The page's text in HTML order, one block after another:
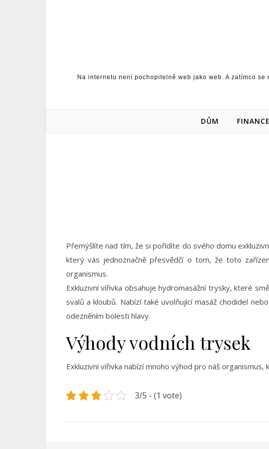
Na internetu není pochopitelně web jako web. A zatímco
DŮM FINANCE
Přemýšlíte nad tím, že si pořídíte do svého domu
který vás jednoznačně přesvědčí o tom, že toto
organismus.
Exkluzivní vířivka obsahuje hydromasážní trysky, které
svalů a kloubů. Nabízí také uvolňující masáž chodidel
odezněním bolesti hlavy.
Výhody vodních trysek
Exkluzivní vířivka nabízí mnoho výhod pro náš
3/5 - (1 vote)